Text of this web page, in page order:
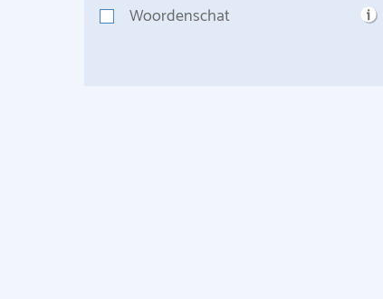
Woordenschat